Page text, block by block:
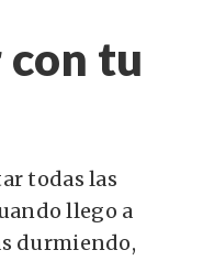
con tu
todas las
llego a
durmiendo,